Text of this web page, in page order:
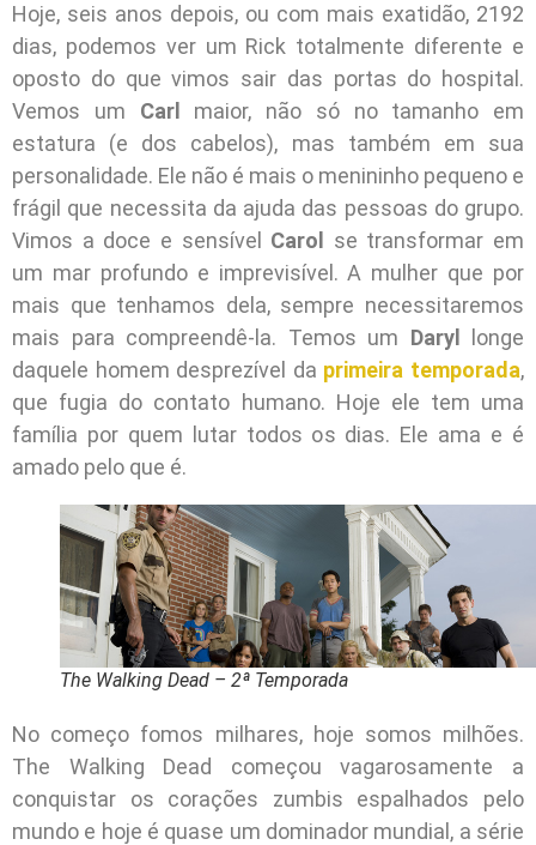
Hoje, seis anos depois, ou com mais exatidão, 2192
dias, podemos ver um Rick totalmente diferente e
oposto do que vimos sair das portas do hospital.
Vemos um Carl
maior, não só no tamanho em
estatura (e dos cabelos), mas também em sua
personalidade. Ele não é mais o menininho pequeno e
frágil que necessita da ajuda das pessoas do grupo.
Vimos a doce e sensível Carol
se transformar em
um mar profundo e imprevisível. A mulher que por
mais que tenhamos dela, sempre necessitaremos
mais para compreendê-la. Temos um Daryl
longe
daquele homem desprezível da primeira temporada,
que fugia do contato humano. Hoje ele tem uma
família por quem lutar todos os dias. Ele ama e é
amado pelo que é.
The Walking Dead – 2ª Temporada
No começo fomos milhares, hoje somos milhões.
The Walking Dead começou vagarosamente a
conquistar os corações zumbis espalhados pelo
mundo e hoje é quase um dominador mundial, a série